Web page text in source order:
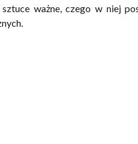
ważne, czego w niej